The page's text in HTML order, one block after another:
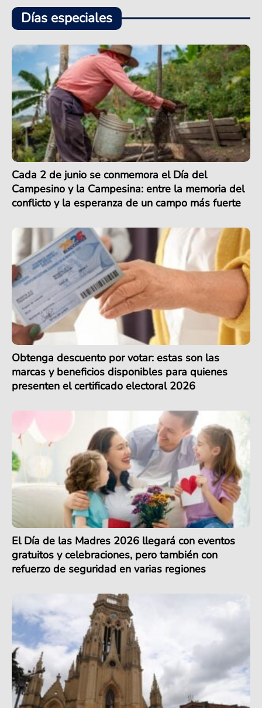
Días especiales
Cada 2 de junio se conmemora el Día del
Campesino y la Campesina: entre la memoria del
conflicto y la esperanza de un campo más fuerte
Obtenga descuento por votar: estas son las
marcas y beneficios disponibles para quienes
presenten el certificado electoral 2026
El Día de las Madres 2026 llegará con eventos
gratuitos y celebraciones, pero también con
refuerzo de seguridad en varias regiones